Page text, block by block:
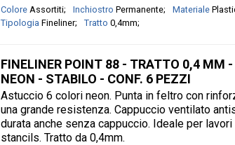
Colore Assortiti Inchiostro Permanente Materiale
Tipologia Fineliner Tratto 0,4mm
FINELINER POINT 88 - TRATTO 0,4 MM
NEON - STABILO - CONF. 6 PEZZI
Astuccio 6 colori neon. Punta in feltro con
una grande resistenza. Cappuccio ventilato
durata anche senza cappuccio. Ideale per
stancils. Tratto da 0,4mm.